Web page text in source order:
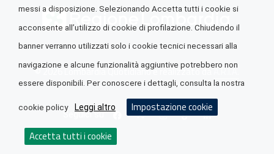
© 2026 Lombardia Quotidiano è realizzato daA.R.I.A.
Seguici su
messi a disposizione. Selezionando Accetta tutti i cookie si
acconsente all’utilizzo di cookie di profilazione. Chiudendo il
banner verranno utilizzati solo i cookie tecnici necessari alla
navigazione e alcune funzionalità aggiuntive potrebbero non
essere disponibili. Per conoscere i dettagli, consulta la nostra
cookie policy Leggi altro Impostazione cookie
Accetta tutti i cookie